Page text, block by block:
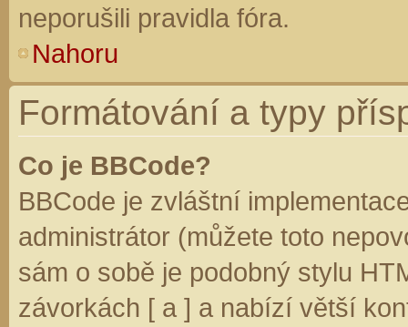
neporušili pravidla fóra.
Nahoru
Formátování a typy
Co je BBCode?
BBCode je zvláštní
administrátor (můžete toto
sám o sobě je podobný stylu
závorkách [ a ] a nabízí větší